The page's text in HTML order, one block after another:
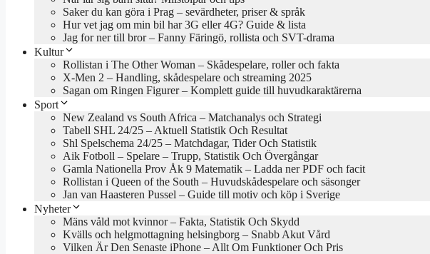
Saker du kan göra i Prag – sevärdheter, priser & språk
Hur vet jag om min bil har 3G eller 4G? Guide & lista
Jag for ner till bror – Fanny Färingö, rollista och SVT-drama
Kultur
Rollistan i The Other Woman – Skådespelare, roller och fakta
X-Men 2 – Handling, skådespelare och streaming 2025
Sagan om Ringen Figurer – Komplett guide till huvudkaraktärerna
Sport
New Zealand vs South Africa – Matchanalys och Strategi
Tabell SHL 24/25 – Aktuell Statistik Och Resultat
Shl Spelschema 24/25 – Matchdagar, Tider Och Statistik
Aik Fotboll – Spelare – Trupp, Statistik Och Övergångar
Gamla Nationella Prov Åk 9 Matematik – Ladda ner PDF och facit
Rollistan i Queen of the South – Huvudskådespelare och säsonger
Jan van Haasteren Pussel – Guide till motiv och köp i Sverige
Nyheter
Mäns våld mot kvinnor – Fakta, Statistik Och Skydd
Kvälls och helgmottagning helsingborg – Snabb Akut Vård
Vilken Är Den Senaste iPhone – Allt Om Funktioner Och Pris